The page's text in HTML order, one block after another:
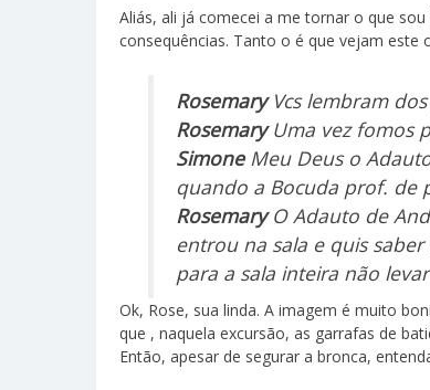
Aliás, ali já comecei a me tornar o que
consequências. Tanto o é que vejam
RosemaryVcs lembram
RosemaryUma vez fomos
SimoneMeu Deus o
quando a Bocuda prof. de
RosemaryO Adauto de
entrou na sala e quis
para a sala inteira não
Ok, Rose, sua linda. A imagem é muito
que , naquela excursão, as garrafas de
Então, apesar de segurar a bronca,